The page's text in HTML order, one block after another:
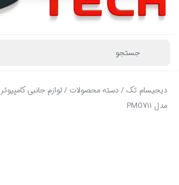
دیجیسام تک/دسته محصولات /لوازم جانبی کامپیوتر
مدل PMO711